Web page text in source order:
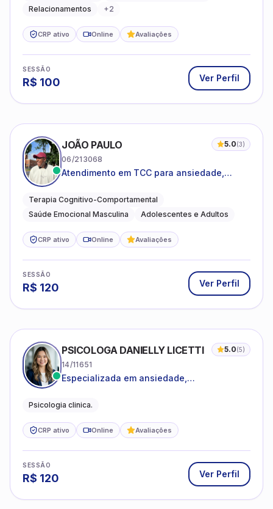
Relacionamentos
+2
CRP ativo Online Avaliações
SESSÃO
R$ 100 Ver Perfil
JOÃO PAULO 5.0(3)
06/213068
Atendimento em TCC para ansiedade,
emocional
Terapia Cognitivo-Comportamental
Saúde Emocional Masculina
Adolescentes e Adultos
CRP ativo Online Avaliações
SESSÃO
R$ 120 Ver Perfil
PSICOLOGA DANIELLY LICETTI 5.0(5)
14/11651
Especializada em ansiedade,
Psicologia clinica.
CRP ativo Online Avaliações
SESSÃO
R$ 120 Ver Perfil